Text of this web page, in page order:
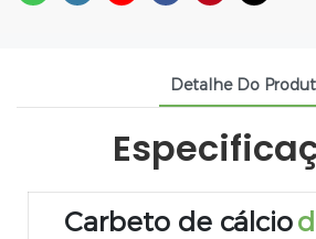
Detalhe Do
Carbeto de cálcio